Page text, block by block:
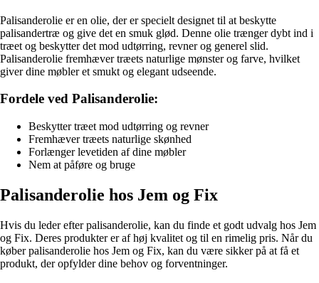
Palisanderolie er en olie, der er specielt designet til at beskytte
palisandertræ og give det en smuk glød. Denne olie trænger dybt ind i
træet og beskytter det mod udtørring, revner og generel slid.
Palisanderolie fremhæver træets naturlige mønster og farve, hvilket
giver dine møbler et smukt og elegant udseende.
Fordele ved Palisanderolie:
Beskytter træet mod udtørring og revner
Fremhæver træets naturlige skønhed
Forlænger levetiden af dine møbler
Nem at påføre og bruge
Palisanderolie hos Jem og Fix
Hvis du leder efter palisanderolie, kan du finde et godt udvalg hos Jem
og Fix. Deres produkter er af høj kvalitet og til en rimelig pris. Når du
køber palisanderolie hos Jem og Fix, kan du være sikker på at få et
produkt, der opfylder dine behov og forventninger.